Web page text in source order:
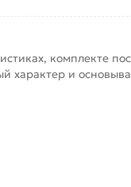
комплекте
характер и